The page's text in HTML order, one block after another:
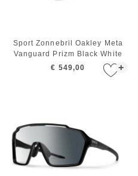
+
Sport Zonnebril Oakley Meta
Vanguard Prizm Black White
€ 549,00